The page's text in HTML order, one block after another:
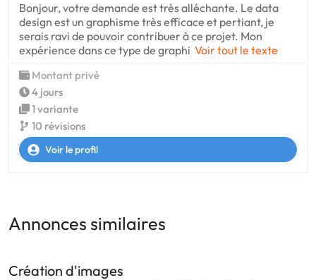
Bonjour, votre demande est très alléchante. Le data
design est un graphisme très efficace et pertiant, je
serais ravi de pouvoir contribuer à ce projet. Mon
expérience dans ce type de graphi Voir tout le texte
Montant privé
4 jours
1 variante
10 révisions
Voir le profil
Annonces similaires
Création d'images